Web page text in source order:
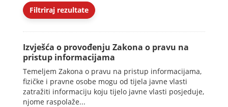
Filtriraj rezultate
Izvješća o provođenju Zakona o pravu na
pristup informacijama
Temeljem Zakona o pravu na pristup informacijama,
fizičke i pravne osobe mogu od tijela javne vlasti
zatražiti informaciju koju tijelo javne vlasti posjeduje,
njome raspolaže...